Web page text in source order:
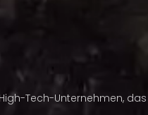
High-Tech-Unternehmen,